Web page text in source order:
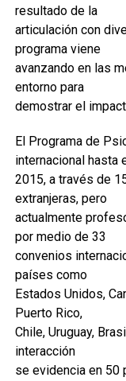
resultado de la
articulación con
programa viene
avanzando en las
entorno para
demostrar el
El Programa de
internacional hasta
2015, a través de
extranjeras, pero
actualmente
por medio de 33
convenios
países como
Estados Unidos,
Puerto Rico,
Chile, Uruguay,
interacción
se evidencia en 50